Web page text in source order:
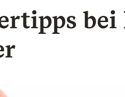
bei